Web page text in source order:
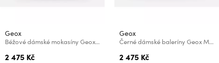
Geox
Béžové dámské mokasíny Geox Flextride
2 475 Kč
Geox
Černé dámské baleríny Geox Marsilea
2 475 Kč